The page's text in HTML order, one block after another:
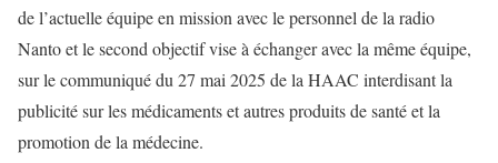
de l’actuelle équipe en mission avec le personnel de la radio
Nanto et le second objectif vise à échanger avec la même équipe,
sur le communiqué du 27 mai 2025 de la HAAC interdisant la
publicité sur les médicaments et autres produits de santé et la
promotion de la médecine.